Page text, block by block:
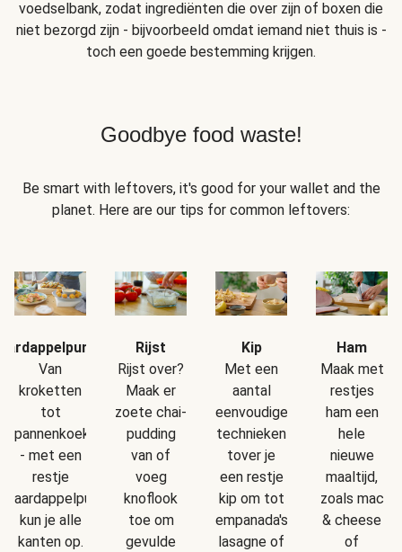
voedselbank, zodat ingrediënten die over zijn of boxen die
niet bezorgd zijn - bijvoorbeeld omdat iemand niet thuis is -
toch een goede bestemming krijgen.
Goodbye food waste!
Be smart with leftovers, it's good for your wallet and the
planet. Here are our tips for common leftovers:
Van
kroketten
tot
pannenkoekjes
- met een
restje
aardappelpuree
kun je alle
kanten op.
Rijst
Rijst over?
Maak er
zoete chai-
pudding
van of
voeg
knoflook
toe om
gevulde
Kip
Met een
aantal
eenvoudige
technieken
tover je
een restje
kip om tot
empanada's,
lasagne of
Ham
Maak met
restjes
ham een
hele
nieuwe
maaltijd,
zoals mac
& cheese
of